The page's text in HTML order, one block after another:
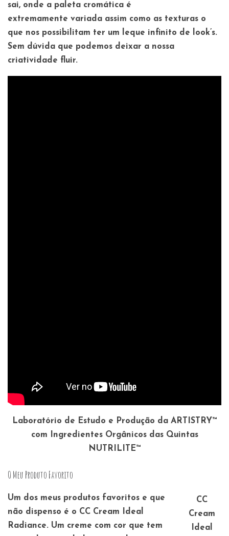
sai, onde a paleta cromática é
extremamente variada assim como as texturas o
que nos possibilitam ter um leque infinito de look’s.
Sem dúvida que podemos deixar a nossa
criatividade fluir.
Laboratório de Estudo e Produção da ARTISTRY™
com Ingredientes Orgânicos das Quintas
NUTRILITE™
O Meu Produto Favorito
CC
Cream
Ideal
Um dos meus produtos favoritos e que
não dispenso é o CC Cream Ideal
Radiance. Um creme com cor que tem